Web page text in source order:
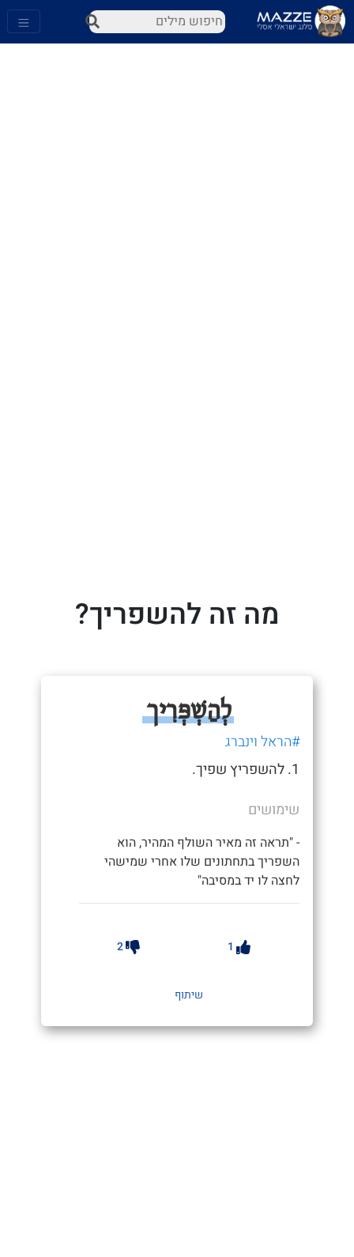
מה זה להשפריך?
לְהַשְׁפְּרִיך
#הראל וינברג
1. להשפריץ שפיך.
שימושים
- "תראה זה מאיר השולף המהיר, הוא
השפריך בתחתונים שלו אחרי שמישהי
לחצה לו יד במסיבה"
1
2
שיתוף